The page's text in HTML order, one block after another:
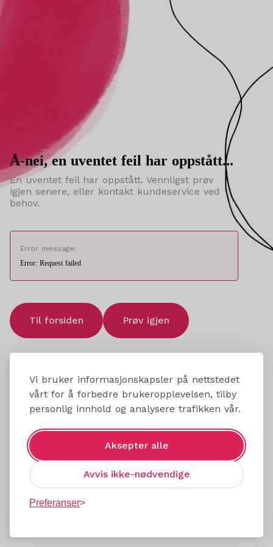
Vi bruker informasjonskapsler på nettstedet
vårt for å forbedre brukeropplevelsen, tilby
personlig innhold og analysere trafikken vår.
Aksepter alle
Avvis ikke-nødvendige
Preferanser
Å-nei, en uventet feil har oppstått...
En uventet feil har oppstått. Vennligst prøv
igjen senere, eller kontakt kundeservice ved
behov.
Error message:
Error: Request failed
Til forsiden Prøv igjen